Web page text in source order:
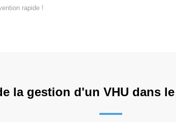
rapide !
la gestion d'un VHU dans